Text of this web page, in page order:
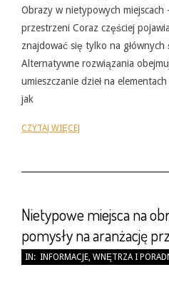
Obrazy w nietypowych miejscach
przestrzeni Coraz częściej
znajdować się tylko na głównych
Alternatywne rozwiązania
umieszczanie dzieł na
jak
CZYTAJ WIĘCEJ
Nietypowe miejsca na
pomysły na aranżację
2026-
IN: INFORMACJE WNĘTRZA I